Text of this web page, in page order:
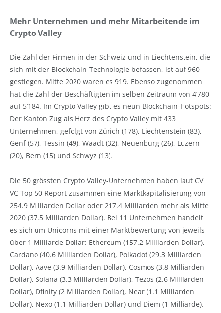
Mehr Unternehmen und mehr Mitarbeitende im
Crypto Valley
Die Zahl der Firmen in der Schweiz und in Liechtenstein, die
sich mit der Blockchain-Technologie befassen, ist auf 960
gestiegen. Mitte 2020 waren es 919. Ebenso zugenommen
hat die Zahl der Beschäftigten im selben Zeitraum von 4’780
auf 5’184. Im Crypto Valley gibt es neun Blockchain-Hotspots:
Der Kanton Zug als Herz des Crypto Valley mit 433
Unternehmen, gefolgt von Zürich (178), Liechtenstein (83),
Genf (57), Tessin (49), Waadt (32), Neuenburg (26), Luzern
(20), Bern (15) und Schwyz (13).
Die 50 grössten Crypto Valley-Unternehmen haben laut CV
VC Top 50 Report zusammen eine Marktkapitalisierung von
254.9 Milliarden Dollar oder 217.4 Milliarden mehr als Mitte
2020 (37.5 Milliarden Dollar). Bei 11 Unternehmen handelt
es sich um Unicorns mit einer Marktbewertung von jeweils
über 1 Milliarde Dollar: Ethereum (157.2 Milliarden Dollar),
Cardano (40.6 Milliarden Dollar), Polkadot (29.3 Milliarden
Dollar), Aave (3.9 Milliarden Dollar), Cosmos (3.8 Milliarden
Dollar), Solana (3.3 Milliarden Dollar), Tezos (2.6 Milliarden
Dollar), Dfinity (2 Milliarden Dollar), Near (1.1 Milliarden
Dollar), Nexo (1.1 Milliarden Dollar) und Diem (1 Milliarde).